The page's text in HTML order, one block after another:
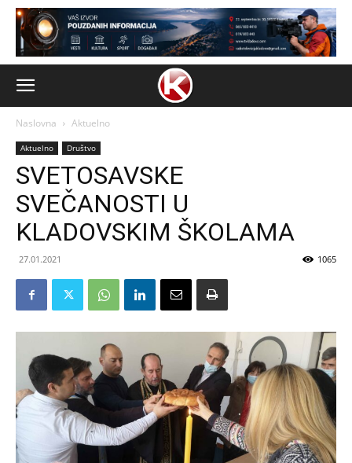
Naslovna Aktuelno
Aktuelno Društvo
SVETOSAVSKE
SVEČANOSTI U
KLADOVSKIM ŠKOLAMA
27.01.2021 1065